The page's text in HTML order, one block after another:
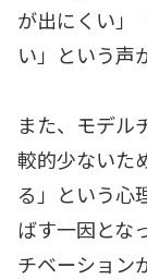
が出にくい」
い」という声
また、モデル
較的少ないた
る」という心
ばす一因とな
チベーション